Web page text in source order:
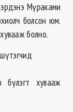
Мүраками
болсон юм.
болно.
бүлэгт хувааж